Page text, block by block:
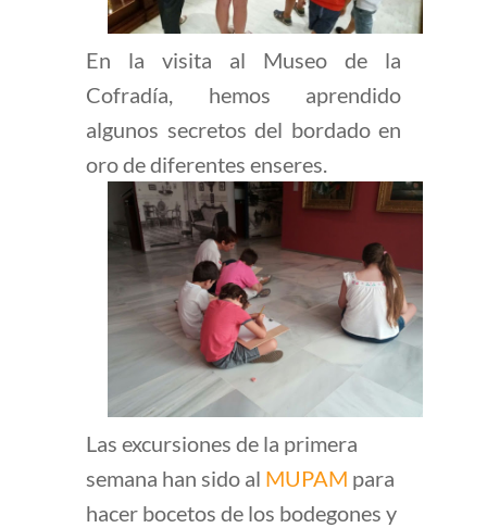
En la visita al Museo de la
Cofradía, hemos aprendido
algunos secretos del bordado en
oro de diferentes enseres.
Las excursiones de la primera
semana han sido al MUPAM para
hacer bocetos de los bodegones y